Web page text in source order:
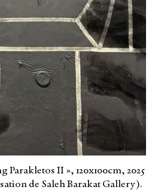
Parakletos II », 120x100cm, 2025
de Saleh Barakat Gallery).